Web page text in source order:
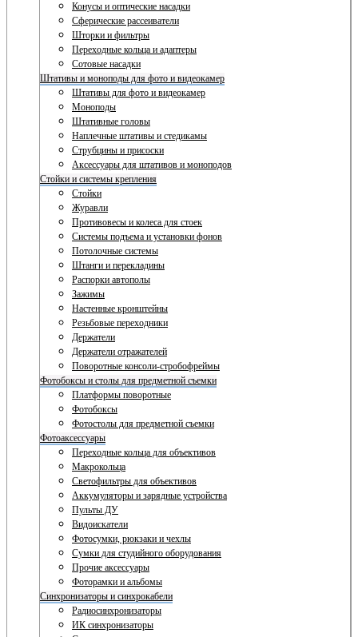
Конусы и оптические насадки
Сферические рассеиватели
Шторки и фильтры
Переходные кольца и адаптеры
Сотовые насадки
Штативы и моноподы для фото и видеокамер
Штативы для фото и видеокамер
Моноподы
Штативные головы
Наплечные штативы и стедикамы
Струбцины и присоски
Аксессуары для штативов и моноподов
Стойки и системы крепления
Стойки
Журавли
Противовесы и колеса для стоек
Системы подъема и установки фонов
Потолочные системы
Штанги и перекладины
Распорки автополы
Зажимы
Настенные кронштейны
Резьбовые переходники
Держатели
Держатели отражателей
Поворотные консоли-стробофреймы
Фотобоксы и столы для предметной съемки
Платформы поворотные
Фотобоксы
Фотостолы для предметной съемки
Фотоаксессуары
Переходные кольца для объективов
Макрокольца
Светофильтры для объективов
Аккумуляторы и зарядные устройства
Пульты ДУ
Видоискатели
Фотосумки, рюкзаки и чехлы
Сумки для студийного оборудования
Прочие аксессуары
Фоторамки и альбомы
Синхронизаторы и синхрокабели
Радиосинхронизаторы
ИК синхронизаторы